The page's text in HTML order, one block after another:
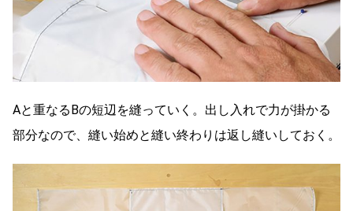
Aと重なるBの短辺を縫っていく。出し入れで力が掛かる
部分なので、縫い始めと縫い終わりは返し縫いしておく。